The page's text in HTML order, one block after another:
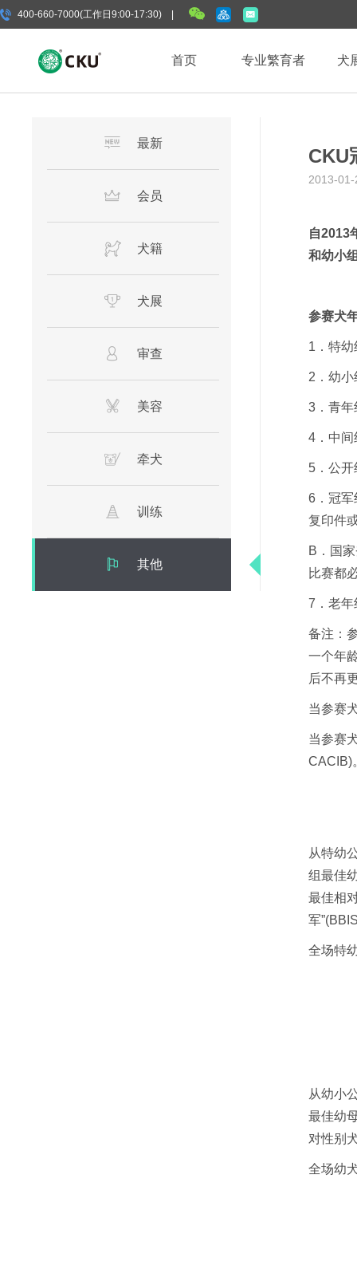
400-660-7000(工作日9:00-17:30) |
首页 专业繁育者 犬
最新
会员
犬籍
犬展
审查
美容
牵犬
训练
其他
CKU
2013-
自2013
和幼小
参赛犬
1．特
2．幼
3．青年
4．中间
5．公
6．冠军
复印件
B．国
比赛都
7．老年
备注：
一个年
后不再
当参赛
当参赛
CACIB)
从特幼
组最佳
最佳相
军
全场特
从幼小
最佳幼
对性别
全场幼